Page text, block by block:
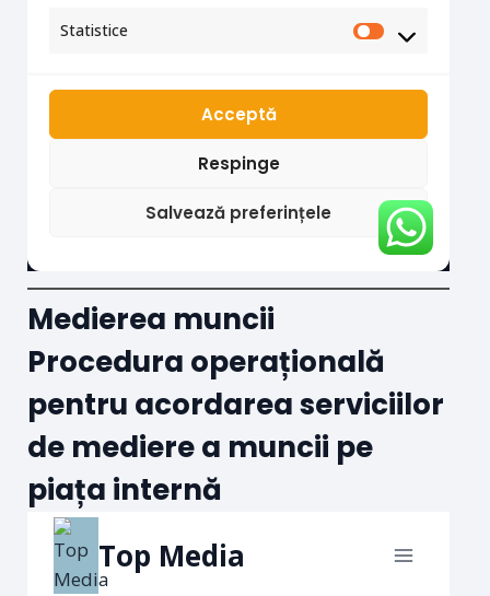
Medierea muncii
Procedura operațională
pentru acordarea serviciilor
de mediere a muncii pe
piața internă